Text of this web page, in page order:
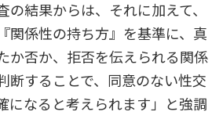
の結果からは、それに加えて、
関係性の持ち方』を基準に、真
か否か、拒否を伝えられる関係
断することで、同意のない性交
になると考えられます」と強調